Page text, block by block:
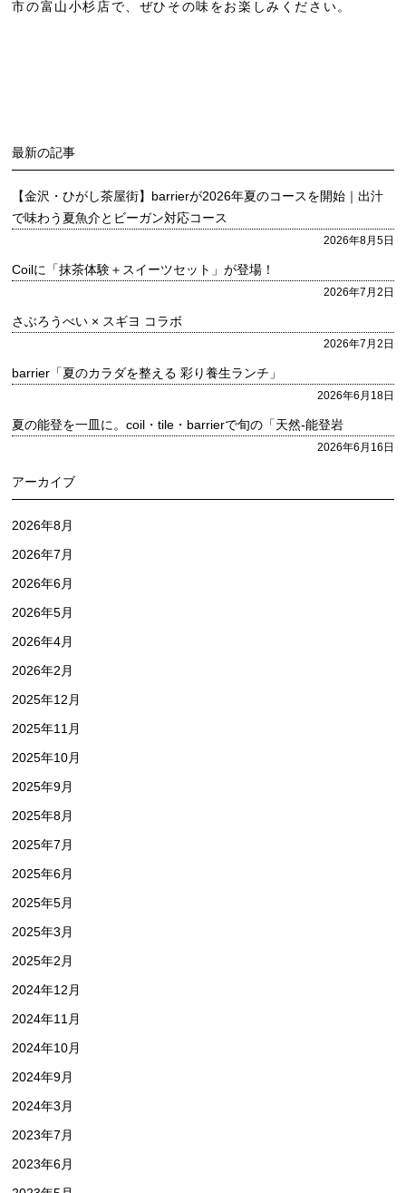
市の富山小杉店で、ぜひその味をお楽しみください。
最新の記事
【金沢・ひがし茶屋街】barrierが2026年夏のコースを開始｜出汁
で味わう夏魚介とビーガン対応コース
2026年8月5日
Coilに「抹茶体験＋スイーツセット」が登場！
2026年7月2日
さぶろうべい × スギヨ コラボ
2026年7月2日
barrier「夏のカラダを整える 彩り養生ランチ」
2026年6月18日
夏の能登を一皿に。coil・tile・barrierで旬の「天然-能登岩
2026年6月16日
アーカイブ
2026年8月
2026年7月
2026年6月
2026年5月
2026年4月
2026年2月
2025年12月
2025年11月
2025年10月
2025年9月
2025年8月
2025年7月
2025年6月
2025年5月
2025年3月
2025年2月
2024年12月
2024年11月
2024年10月
2024年9月
2024年3月
2023年7月
2023年6月